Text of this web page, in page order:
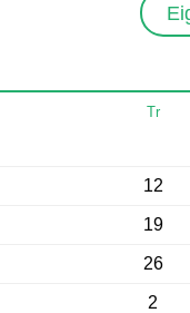
Tr
12
19
26
2